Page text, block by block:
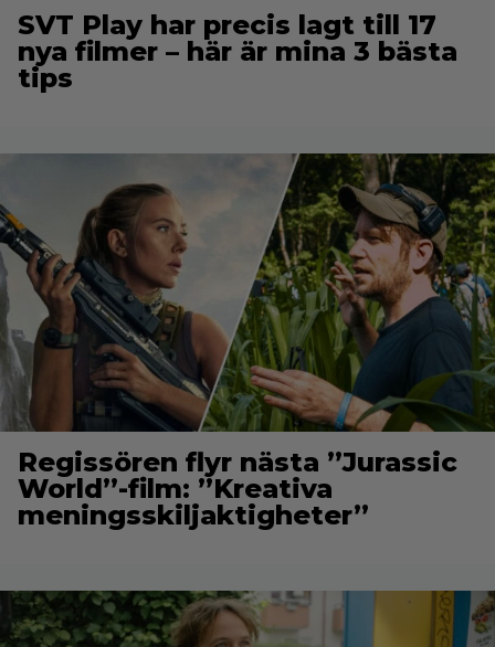
SVT Play har precis lagt till 17
nya filmer – här är mina 3 bästa
tips
Regissören flyr nästa ”Jurassic
World”-film: ”Kreativa
meningsskiljaktigheter”